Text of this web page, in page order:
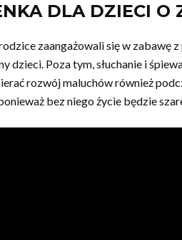
DLA DZIECI O
zaangażowali się w zabawę
dzieci. Poza tym, słuchanie i
rozwój maluchów również
bez niego życie będzie